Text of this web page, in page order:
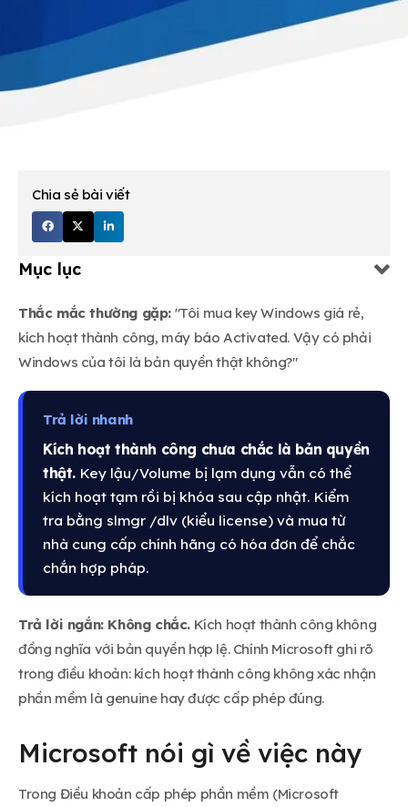
Chia sẻ bài viết
Mục lục
Thắc mắc thường gặp: "Tôi mua key Windows giá rẻ,
kích hoạt thành công, máy báo Activated. Vậy có phải
Windows của tôi là bản quyền thật không?"
Trả lời nhanh
Kích hoạt thành công chưa chắc là bản quyền
thật. Key lậu/Volume bị lạm dụng vẫn có thể
kích hoạt tạm rồi bị khóa sau cập nhật. Kiểm
tra bằng slmgr /dlv (kiểu license) và mua từ
nhà cung cấp chính hãng có hóa đơn để chắc
chắn hợp pháp.
Trả lời ngắn: Không chắc. Kích hoạt thành công không
đồng nghĩa với bản quyền hợp lệ. Chính Microsoft ghi rõ
trong điều khoản: kích hoạt thành công không xác nhận
phần mềm là genuine hay được cấp phép đúng.
Microsoft nói gì về việc này
Trong Điều khoản cấp phép phần mềm (Microsoft